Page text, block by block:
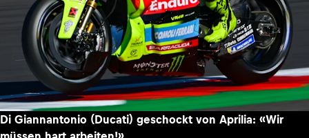
Di Giannantonio (Ducati) geschockt von Aprilia: «Wir